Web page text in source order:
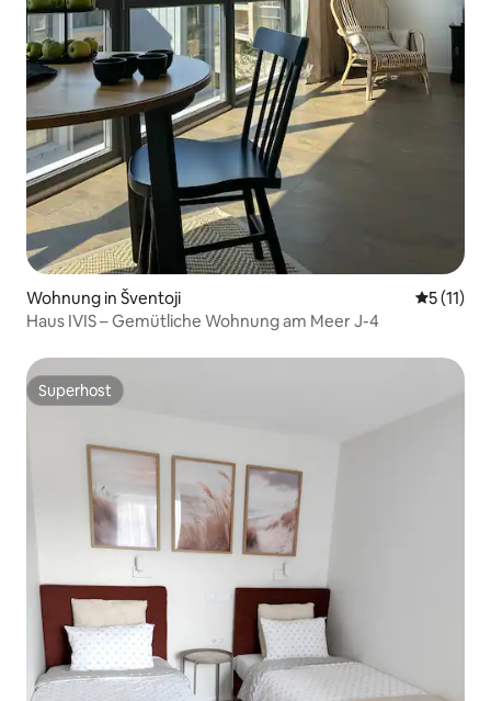
Wohnung in Šventoji
5 (11)
Haus IVIS – Gemütliche Wohnung am Meer J-4
Superhost
Superhost